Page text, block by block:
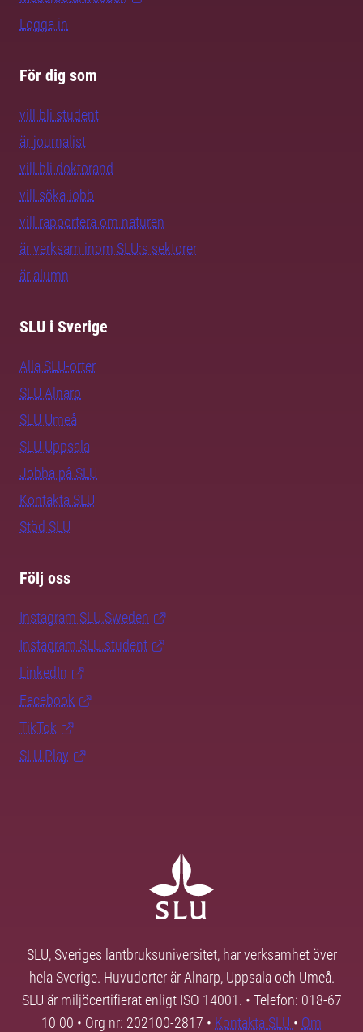
Logga in
För dig som
vill bli student
är journalist
vill bli doktorand
vill söka jobb
vill rapportera om naturen
är verksam inom SLU:s sektorer
är alumn
SLU i Sverige
Alla SLU-orter
SLU Alnarp
SLU Umeå
SLU Uppsala
Jobba på SLU
Kontakta SLU
Stöd SLU
Följ oss
Instagram SLU.Sweden
Instagram SLU.student
LinkedIn
Facebook
TikTok
SLU Play
SLU, Sveriges lantbruksuniversitet, har verksamhet över
hela Sverige. Huvudorter är Alnarp, Uppsala och Umeå.
SLU är miljöcertifierat enligt ISO 14001. • Telefon: 018-67
10 00 • Org nr: 202100-2817 • Kontakta SLU • Om